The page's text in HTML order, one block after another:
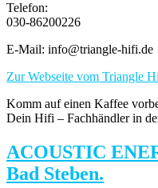
Telefon:
030-86200226
E-Mail: info@triangle-hifi.de
Zur Webseite vom Triangle
Komm auf einen Kaffee
Dein Hifi – Fachhändler in
ACOUSTIC
Bad Steben.